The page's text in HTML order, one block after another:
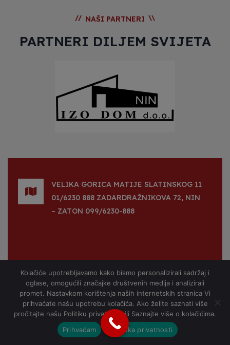
// \\
NAŠI PARTNERI
PARTNERI DILJEM SVIJETA
VELIKA GORICA MATIJE SLATINSKOG 11
01/6230 888 ZADARDRAŽNIKOVA 72, NIN
– ZATON 099/6230-888
099/6230-888098/238-004 01/6230 888
D.I.D. D.O.O.VELIKA GORICAOIB
14025827146
Kolačiće upotrebljavamo kako bismo personalizirali sadržaj i
oglase, omogućili značajke društvenih medija i analizirali
promet. Nastavkom korištenja naših internetskih stranica Vi
prihvaćate našu upotrebu kolačića. Ako želite saznati više
pročitajte našu Politiku privatnosti ili Saznajte više o kolačićima.
Prihvaćam
Politika privatnosti